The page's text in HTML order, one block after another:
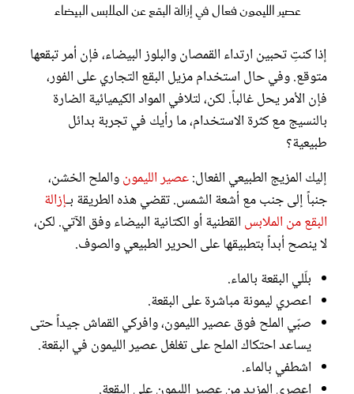
عصير الليمون فعال في إزالة البقع عن الملابس البيضاء
إذا كنتِ تحبين ارتداء القمصان والبلوز البيضاء، فإن أمر تبقعها
متوقع. وفي حال استخدام مزيل البقع التجاري على الفور،
فإن الأمر يحل غالباً. لكن، لتلافي المواد الكيميائية الضارة
بالنسيج مع كثرة الاستخدام، ما رأيك في تجربة بدائل
طبيعية؟
إليك المزيج الطبيعي الفعال:عصير الليمونوالملح الخشن،
جنباً إلى جنب مع أشعة الشمس. تقضي هذه الطريقة بـإزالة
البقع من الملابس القطنية أو الكتانية البيضاء وفق الآتي. لكن،
لا ينصح أبداً بتطبيقها على الحرير الطبيعي والصوف.
بلّلي البقعة بالماء.
اعصري ليمونة مباشرة على البقعة.
صبّي الملح فوق عصير الليمون، وافركي القماش جيداً حتى
يساعد احتكاك الملح على تغلغل عصير الليمون في البقعة.
اشطفي بالماء.